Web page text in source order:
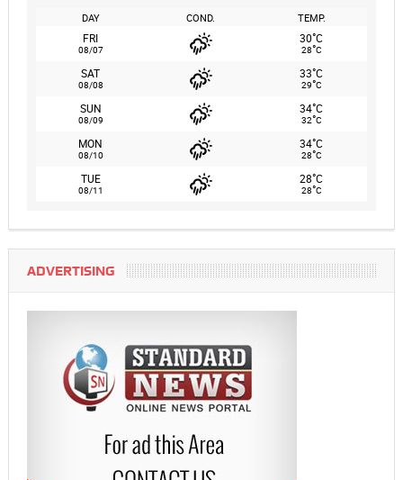
DAY COND. TEMP.
FRI
08/07
30°C
28°C
SAT
08/08
33°C
29°C
SUN
08/09
34°C
32°C
MON
08/10
34°C
28°C
TUE
08/11
28°C
28°C
ADVERTISING